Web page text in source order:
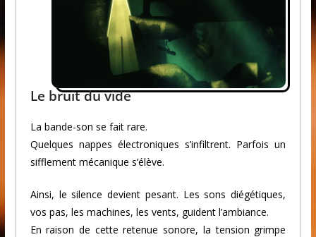
Le bruit du vide
La bande-son se fait rare.
Quelques nappes électroniques s’infiltrent. Parfois un
sifflement mécanique s’élève.
Ainsi, le silence devient pesant. Les sons diégétiques,
vos pas, les machines, les vents, guident l’ambiance.
En raison de cette retenue sonore, la tension grimpe